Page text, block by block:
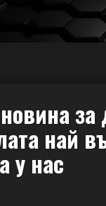
за
най
у нас